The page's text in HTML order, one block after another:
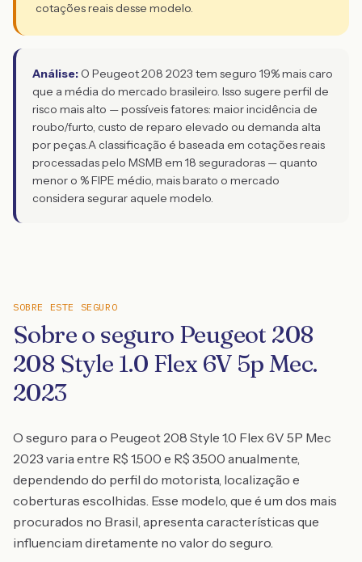
cotações reais desse modelo.
Análise: O Peugeot 208 2023 tem seguro 19% mais caro
que a média do mercado brasileiro. Isso sugere perfil de
risco mais alto — possíveis fatores: maior incidência de
roubo/furto, custo de reparo elevado ou demanda alta
por peças.A classificação é baseada em cotações reais
processadas pelo MSMB em 18 seguradoras — quanto
menor o % FIPE médio, mais barato o mercado
considera segurar aquele modelo.
SOBRE ESTE SEGURO
Sobre o seguro Peugeot 208
208 Style 1.0 Flex 6V 5p Mec.
2023
O seguro para o Peugeot 208 Style 1.0 Flex 6V 5P Mec
2023 varia entre R$ 1.500 e R$ 3.500 anualmente,
dependendo do perfil do motorista, localização e
coberturas escolhidas. Esse modelo, que é um dos mais
procurados no Brasil, apresenta características que
influenciam diretamente no valor do seguro.